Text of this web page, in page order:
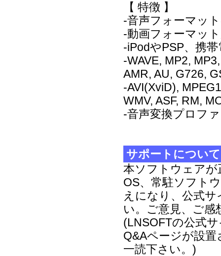
【 特徴 】
-音声フォーマッ
-動画フォーマッ
-iPodやPSP、携
-WAVE, MP2,
AMR, AU, G726,
-AVI(XviD),
WMV, ASF, RM,
-音声変換プロフ
サポートについて
本ソフトウェアが
OS、常駐ソフト
えになり、公式サ
い。ご意見、ご
(LNSOFTの公式
Q&Aページが設
一読下さい。)